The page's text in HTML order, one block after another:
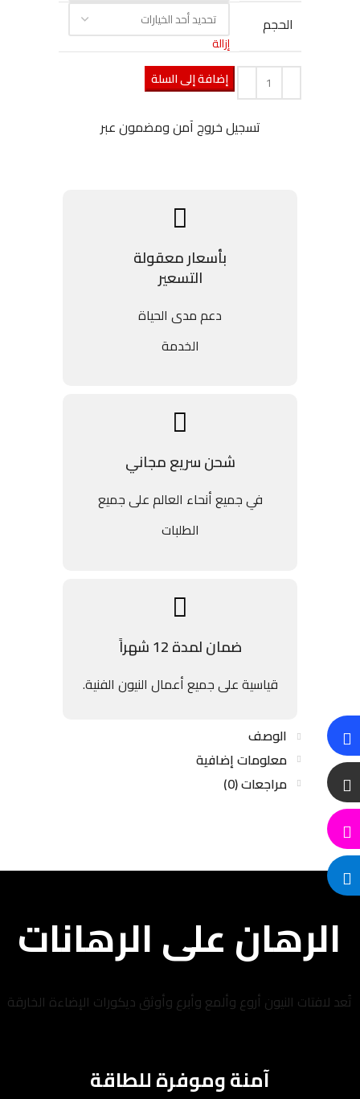
الحجم
إزالة
إضافة إلى السلة
تسجيل خروج آمن ومضمون عبر
بأسعار معقولة
التسعير
دعم مدى الحياة
الخدمة
شحن سريع مجاني
في جميع أنحاء العالم على جميع
الطلبات
ضمان لمدة 12 شهراً
قياسية على جميع أعمال النيون الفنية.
الوصف
معلومات إضافية
مراجعات (0)
الرهان على الرهانات
تُعد لافتات النيون أروع وألمع وأبرع وأوثق ديكورات الإضاءة الخارقة
آمنة وموفرة للطاقة